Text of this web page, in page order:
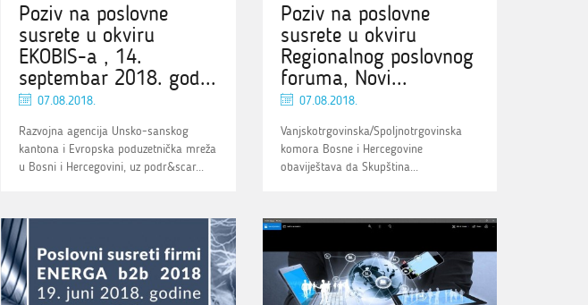
Poziv na poslovne
susrete u okviru
EKOBIS-a , 14.
septembar 2018. god...
07.08.2018.
Razvojna agencija Unsko-sanskog
kantona i Evropska poduzetnička mreža
u Bosni i Hercegovini, uz podr&scar...
Poziv na poslovne
susrete u okviru
Regionalnog poslovnog
foruma, Novi...
07.08.2018.
Vanjskotrgovinska/Spoljnotrgovinska
komora Bosne i Hercegovine
obaviještava da Skupština...